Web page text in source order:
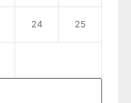
24 25